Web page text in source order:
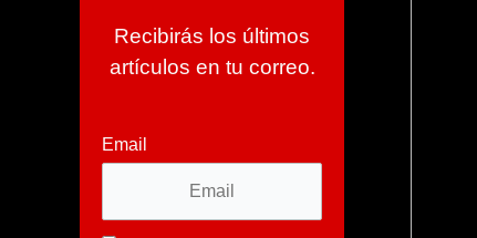
Recibirás los últimos
artículos en tu correo.
Email